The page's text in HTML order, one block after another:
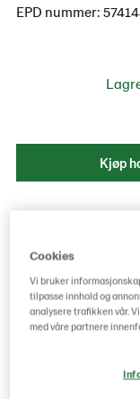
EPD nummer:
Kjøp
Cookies
Vi bruker
tilpasse innhold og
analysere trafikken vår.
med våre partnere